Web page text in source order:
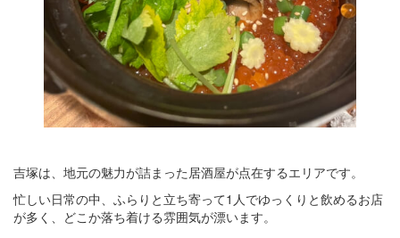
吉塚は、地元の魅力が詰まった居酒屋が点在するエリアです。
忙しい日常の中、ふらりと立ち寄って1人でゆっくりと飲めるお店
が多く、どこか落ち着ける雰囲気が漂います。